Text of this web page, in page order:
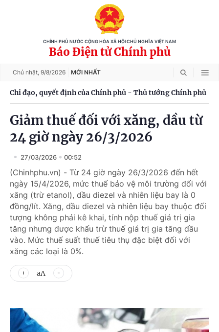
CHÍNH PHỦ NƯỚC CỘNG HÒA XÃ HỘI CHỦ NGHĨA VIỆT NAM
Báo Điện tử Chính phủ
Chủ nhật, 9/8/2026 MỚI NHẤT
Chỉ đạo, quyết định của Chính phủ - Thủ tướng Chính phủ
Giảm thuế đối với xăng, dầu từ
24 giờ ngày 26/3/2026
27/03/2026 00:52
(Chinhphu.vn) - Từ 24 giờ ngày 26/3/2026 đến hết
ngày 15/4/2026, mức thuế bảo vệ môi trường đối với
xăng (trừ etanol), dầu diezel và nhiên liệu bay là 0
đồng/lít. Xăng, dầu diezel và nhiên liệu bay thuộc đối
tượng không phải kê khai, tính nộp thuế giá trị gia
tăng nhưng được khấu trừ thuế giá trị gia tăng đầu
vào. Mức thuế suất thuế tiêu thụ đặc biệt đối với
xăng các loại là 0%.
aA